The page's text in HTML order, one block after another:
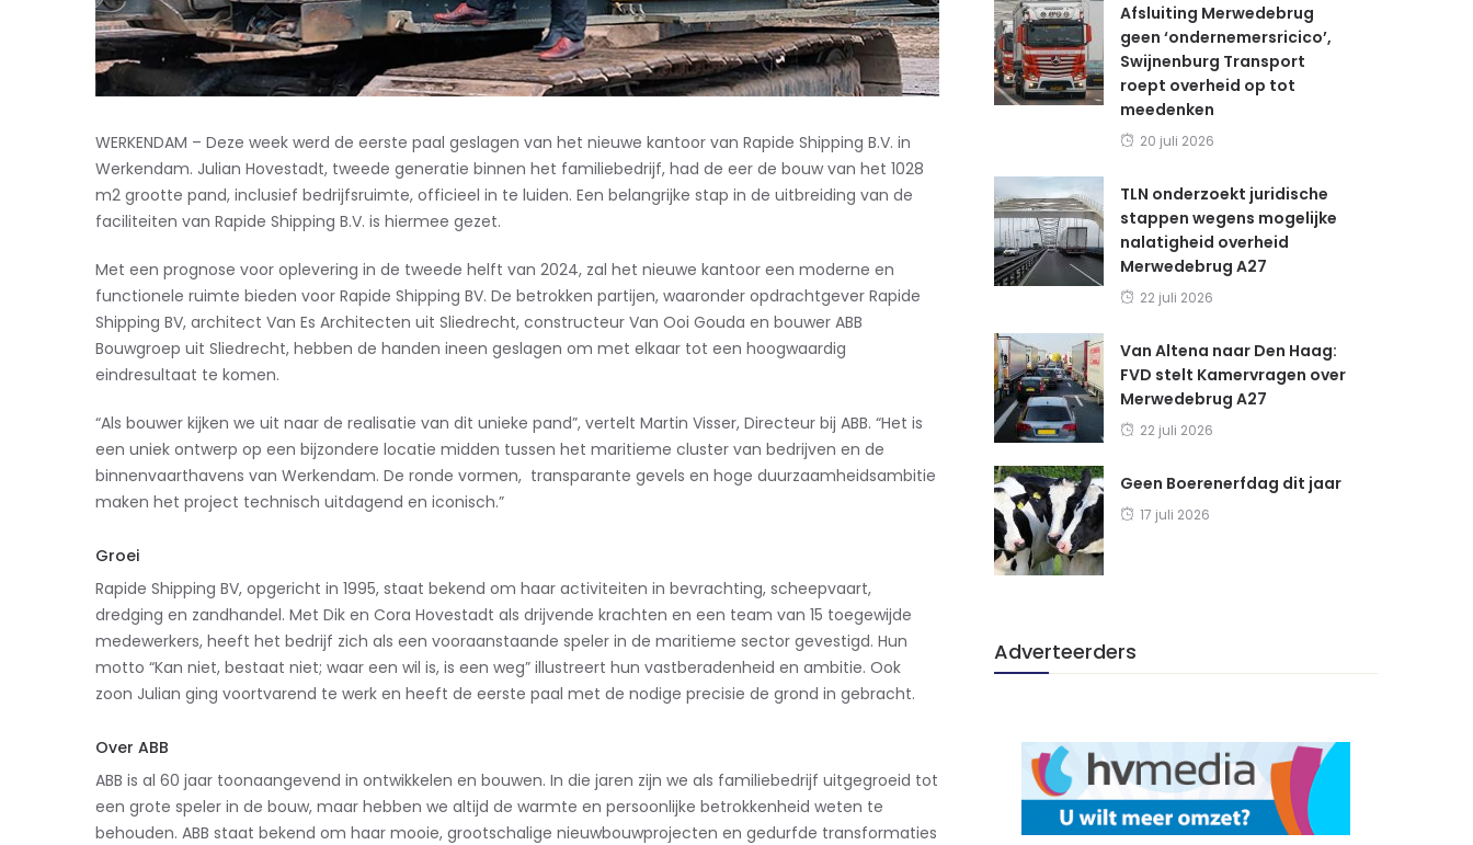
WERKENDAM – Deze week werd de eerste paal geslagen van het nieuwe kantoor van Rapide Shipping B.V. in
Werkendam. Julian Hovestadt, tweede generatie binnen het familiebedrijf, had de eer de bouw van het 1028
m2 grootte pand, inclusief bedrijfsruimte, officieel in te luiden. Een belangrijke stap in de uitbreiding van de
faciliteiten van Rapide Shipping B.V. is hiermee gezet.
Met een prognose voor oplevering in de tweede helft van 2024, zal het nieuwe kantoor een moderne en
functionele ruimte bieden voor Rapide Shipping BV. De betrokken partijen, waaronder opdrachtgever Rapide
Shipping BV, architect Van Es Architecten uit Sliedrecht, constructeur Van Ooi Gouda en bouwer ABB
Bouwgroep uit Sliedrecht, hebben de handen ineen geslagen om met elkaar tot een hoogwaardig
eindresultaat te komen.
“Als bouwer kijken we uit naar de realisatie van dit unieke pand”, vertelt Martin Visser, Directeur bij ABB. “Het is
een uniek ontwerp op een bijzondere locatie midden tussen het maritieme cluster van bedrijven en de
binnenvaarthavens van Werkendam. De ronde vormen, transparante gevels en hoge duurzaamheidsambitie
maken het project technisch uitdagend en iconisch.”
Groei
Rapide Shipping BV, opgericht in 1995, staat bekend om haar activiteiten in bevrachting, scheepvaart,
dredging en zandhandel. Met Dik en Cora Hovestadt als drijvende krachten en een team van 15 toegewijde
medewerkers, heeft het bedrijf zich als een vooraanstaande speler in de maritieme sector gevestigd. Hun
motto “Kan niet, bestaat niet; waar een wil is, is een weg” illustreert hun vastberadenheid en ambitie. Ook
zoon Julian ging voortvarend te werk en heeft de eerste paal met de nodige precisie de grond in gebracht.
Over ABB
ABB is al 60 jaar toonaangevend in ontwikkelen en bouwen. In die jaren zijn we als familiebedrijf uitgegroeid tot
een grote speler in de bouw, maar hebben we altijd de warmte en persoonlijke betrokkenheid weten te
behouden. ABB staat bekend om haar mooie, grootschalige nieuwbouwprojecten en gedurfde transformaties
Afsluiting Merwedebrug
geen ‘ondernemersricico’,
Swijnenburg Transport
roept overheid op tot
meedenken
20 juli 2026
TLN onderzoekt juridische
stappen wegens mogelijke
nalatigheid overheid
Merwedebrug A27
22 juli 2026
Van Altena naar Den Haag:
FVD stelt Kamervragen over
Merwedebrug A27
22 juli 2026
Geen Boerenerfdag dit jaar
17 juli 2026
Adverteerders